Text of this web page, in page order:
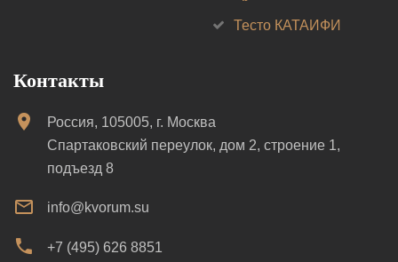
Тесто КАТАИФИ
Контакты
Россия, 105005, г. Москва
Спартаковский переулок, дом 2, строение 1,
подъезд 8
info@kvorum.su
+7 (495) 626 8851